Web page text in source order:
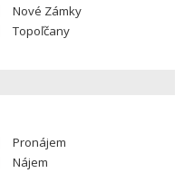
Nové Zámky
Topoľčany
Pronájem
Nájem